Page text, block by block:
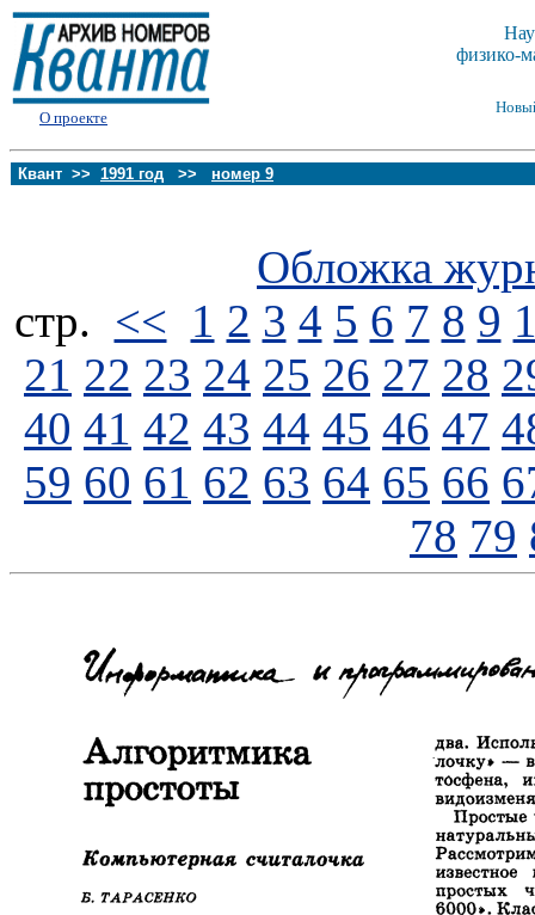
О проекте
физико-
Квант >> 1991 год >> номер 9
Обложка
стp. << 1 2 3 4 5 6 7 8 9
21 22 23 24 25 26 27 28
40 41 42 43 44 45 46 47
59 60 61 62 63 64 65 66
78 79